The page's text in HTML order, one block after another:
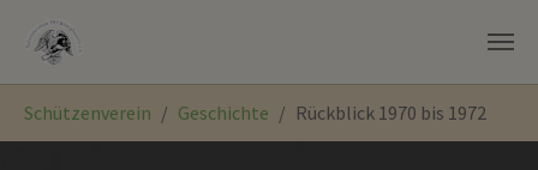
Schützenverein Geschichte Rückblick 1970 bis 1972